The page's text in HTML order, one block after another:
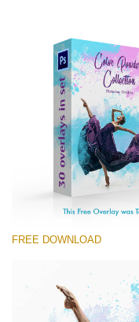
Large 6000*4000px
Entire Collection
(1783 Overlays)
Large 6000*4000px
FREE DOWNLOAD